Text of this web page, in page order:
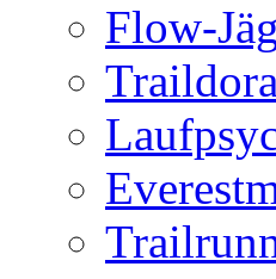
Flow-